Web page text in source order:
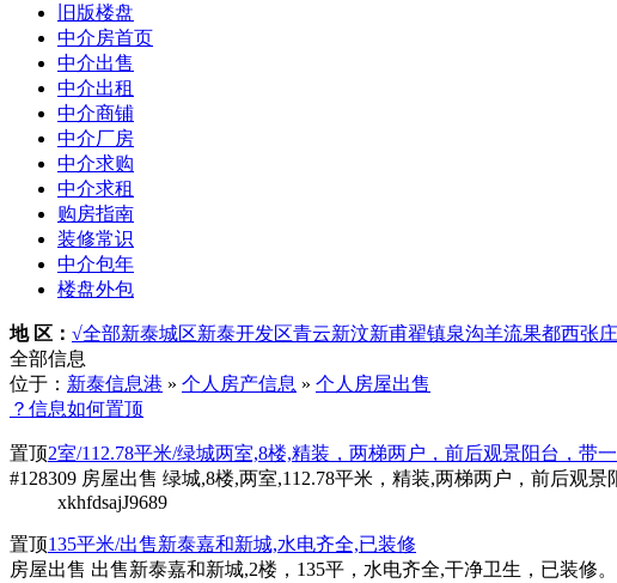
旧版楼盘
中介房首页
中介出售
中介出租
中介商铺
中介厂房
中介求购
中介求租
购房指南
装修常识
中介包年
楼盘外包
地 区： √全部新泰城区新泰开发区青云新汶新甫翟镇泉沟羊流果都西张庄
全部信息
位于： 新泰信息港 » 个人房产信息 » 个人房屋出售
？信息如何置顶
置顶2室/112.78平米/绿城两室,8楼,精装，两梯两户，前后观景阳台，带
#128309 房屋出售 绿城,8楼,两室,112.78平米，精装,两梯两户，前后观
xkhfdsajJ9689
置顶135平米/出售新泰嘉和新城,水电齐全,已装修
房屋出售 出售新泰嘉和新城,2楼，135平，水电齐全,干净卫生，已装